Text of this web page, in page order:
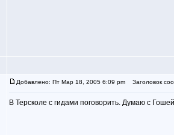
Добавлено: Пт Мар 18, 2005 6:09 pm Заголовок
В Терсколе с гидами поговорить. Думаю с